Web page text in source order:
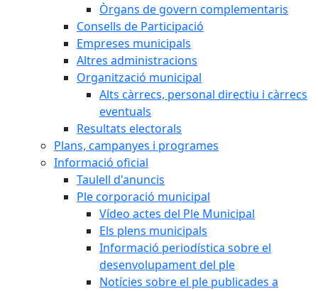
Òrgans de govern complementaris
Consells de Participació
Empreses municipals
Altres administracions
Organització municipal
Alts càrrecs, personal directiu i càrrecs
eventuals
Resultats electorals
Plans, campanyes i programes
Informació oficial
Taulell d'anuncis
Ple corporació municipal
Vídeo actes del Ple Municipal
Els plens municipals
Informació periodística sobre el
desenvolupament del ple
Notícies sobre el ple publicades a